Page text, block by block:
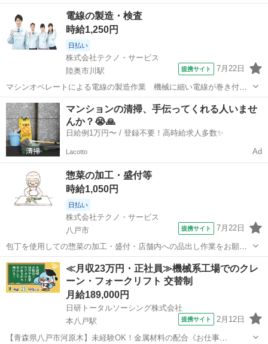
します。(派遣) 働きやすい日勤仕事♪勤務時間はご相談OKです♪ 【日
勤固定】生活リズムを崩さず働けます！お財布に嬉しい交通費全額支
給あり☆彡 【来社不要！簡単オ...
陸奥市川駅 工場
電線の製造・検査
時給1,250円
日払い
株式会社テクノ・サービス
陸奥市川駅
提携サイト 7月22日
マシンオペレートによる電線の製造作業 機械に細い電線が巻き付け
てあるボビンを複数セットする・簡単なパソコン操作業務ををお願い
します。(派遣) 屋内作業。細かい作業が多いため、視覚的な集中力が
求められます。２０２６年９月末まで...
青森 八戸市 工場
マンションの清掃、手伝ってくれる人いませ
んか？😭🙏
日給例1万円〜 / 登録不要！高時給求人多数✨
Lacotto Ad
惣菜の加工・盛付等
時給1,050円
日払い
株式会社テクノ・サービス
八戸市
提携サイト 7月22日
包丁を使用しての惣菜の加工・盛付・店舗内への品出し作業をお願い
します。(派遣) 週休2日のシフト制です。残業なしで、仕事の日もプラ
イベート時間をしっかり確保！人気の日勤です。 未経験者歓迎。OJT
社内研修有りで先輩スタッフが...
青森 八戸市 工場
≪月収23万円・正社員≫機械系工場でのクレ
ーン・フォークリフト 交替制
月給189,000円
日研トータルソーシング株式会社
本八戸駅
提携サイト 2月12日
【青森県八戸市河原木】未経験OK！金属材料の配合《お仕事